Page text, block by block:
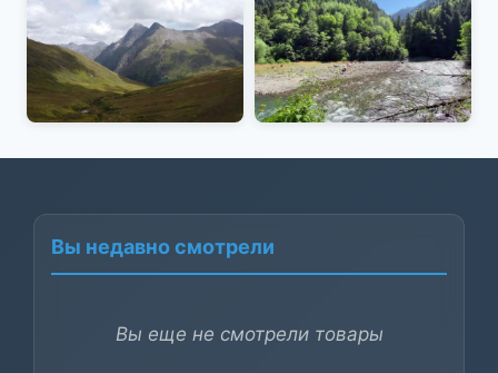
Вы недавно смотрели
Вы еще не смотрели товары